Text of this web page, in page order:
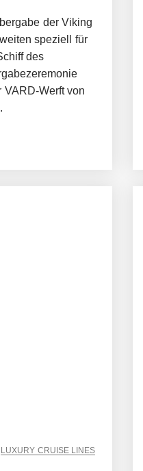
der Viking
speziell für
des
VARD-Werft von
LUXURY CRUISE LINES